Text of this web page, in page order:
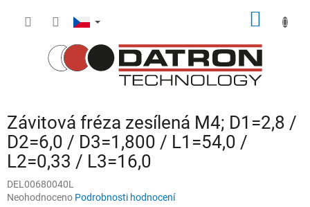
Závitová fréza zesílená M4; D1=2,8 /
D2=6,0 / D3=1,800 / L1=54,0 /
L2=0,33 / L3=16,0
DEL00680040L
Průměrné
Neohodnoceno Podrobnosti hodnocení